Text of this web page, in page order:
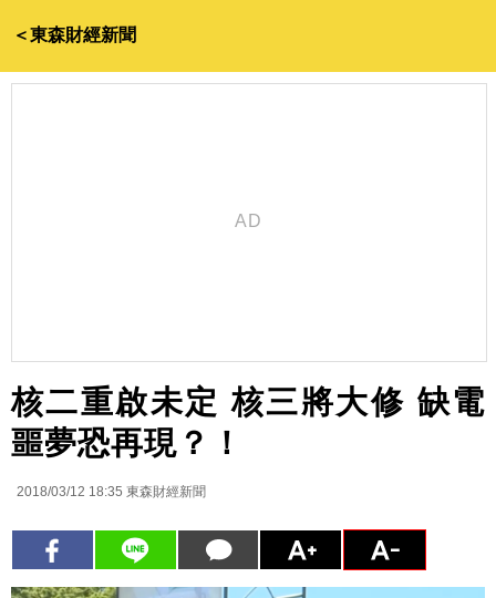
＜東森財經新聞
核二重啟未定 核三將大修 缺電
噩夢恐再現？！
2018/03/12 18:35 東森財經新聞